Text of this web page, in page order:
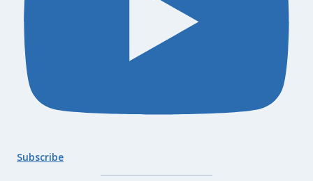
Subscribe